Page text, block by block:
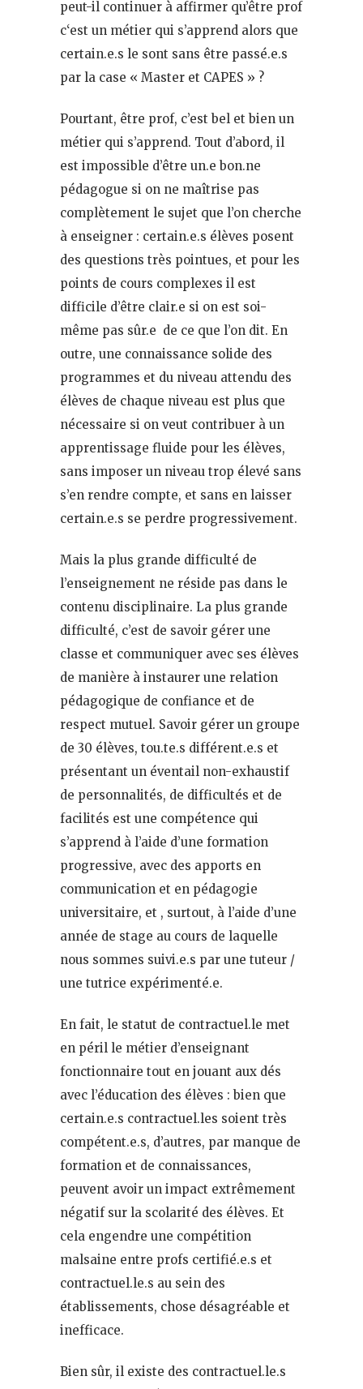
peut-il continuer à affirmer qu’être prof
c‘est un métier qui s’apprend alors que
certain.e.s le sont sans être passé.e.s
par la case « Master et CAPES » ?
Pourtant, être prof, c’est bel et bien un
métier qui s’apprend. Tout d’abord, il
est impossible d’être un.e bon.ne
pédagogue si on ne maîtrise pas
complètement le sujet que l’on cherche
à enseigner : certain.e.s élèves posent
des questions très pointues, et pour les
points de cours complexes il est
difficile d’être clair.e si on est soi-
même pas sûr.e de ce que l’on dit. En
outre, une connaissance solide des
programmes et du niveau attendu des
élèves de chaque niveau est plus que
nécessaire si on veut contribuer à un
apprentissage fluide pour les élèves,
sans imposer un niveau trop élevé sans
s’en rendre compte, et sans en laisser
certain.e.s se perdre progressivement.
Mais la plus grande difficulté de
l’enseignement ne réside pas dans le
contenu disciplinaire. La plus grande
difficulté, c’est de savoir gérer une
classe et communiquer avec ses élèves
de manière à instaurer une relation
pédagogique de confiance et de
respect mutuel. Savoir gérer un groupe
de 30 élèves, tou.te.s différent.e.s et
présentant un éventail non-exhaustif
de personnalités, de difficultés et de
facilités est une compétence qui
s’apprend à l’aide d’une formation
progressive, avec des apports en
communication et en pédagogie
universitaire, et , surtout, à l’aide d’une
année de stage au cours de laquelle
nous sommes suivi.e.s par une tuteur /
une tutrice expérimenté.e.
En fait, le statut de contractuel.le met
en péril le métier d’enseignant
fonctionnaire tout en jouant aux dés
avec l’éducation des élèves : bien que
certain.e.s contractuel.les soient très
compétent.e.s, d’autres, par manque de
formation et de connaissances,
peuvent avoir un impact extrêmement
négatif sur la scolarité des élèves. Et
cela engendre une compétition
malsaine entre profs certifié.e.s et
contractuel.le.s au sein des
établissements, chose désagréable et
inefficace.
Bien sûr, il existe des contractuel.le.s